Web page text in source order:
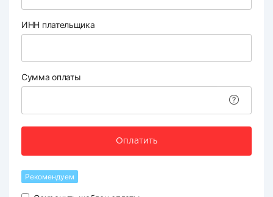
ИНН плательщика
Сумма оплаты
Оплатить
Рекомендуем